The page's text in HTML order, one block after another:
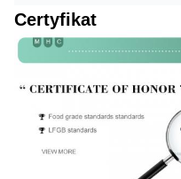
Certyfikat